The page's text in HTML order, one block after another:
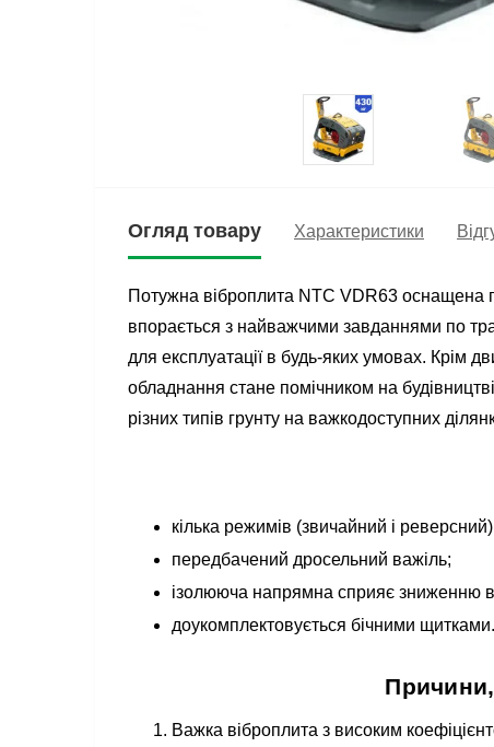
Огляд товару Характеристики
Потужна віброплита NTC VDR63 оснащена
впорається з найважчими завданнями по
для експлуатації в будь-яких умовах. Крім
обладнання стане помічником на
різних типів грунту на важкодоступних
кілька режимів (звичайний і
передбачений дросельний важіль;
ізолююча напрямна сприяє зниженню
доукомплектовується бічними щитками.
Причини,
Важка віброплита з високим